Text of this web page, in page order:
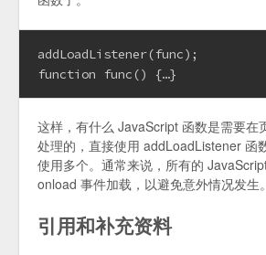
addLoadListener(func);
function func() {…}
这样，有什么 JavaScript 函数是需要在
处理的，直接使用 addLoadListener 函
使用多个。通常来说，所有的
onload 事件加载，以避免意外情况发生。
引用和补充资料